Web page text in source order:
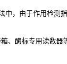
中，由于作用检测
、酶标专用读数